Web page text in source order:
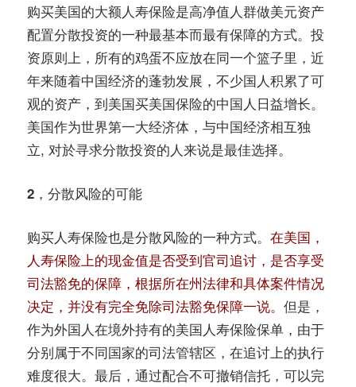
购买美国的大额人寿保险是高净值人群做美元资产
配置分散投资的一种最基本而最有保障的方式。投
资原则上，所有的鸡蛋不应放在同一个篮子里，近
年来随着中国经济的蓬勃发展，不少国人积累了可
观的资产，到美国买美国保险的中国人日益增长。
美国作为世界第一大经济体，与中国经济相互独
立, 对於寻求分散投资的人来说是最佳选择。
2，分散风险的可能
购买人寿保险也是分散风险的一种方式。 在美国，
人寿保险上的现金值是否受到官司追讨，是否享受
司法豁免的保障，根据所在州法律和具体案件情况
决定，并没有完全免除司法豁免保障一说。 但是，
作为外国人在境外持有的美国人寿保险保单，由于
分别属于不同国家的司法管辖区，在追讨上的执行
难度很大。最后，通过配合不可撤销信托，可以完